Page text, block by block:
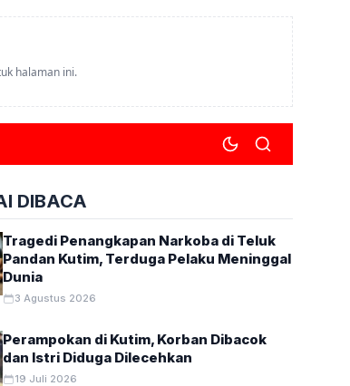
halaman ini.
DIBACA
Tragedi Penangkapan Narkoba di Teluk
Pandan Kutim, Terduga Pelaku Meninggal
Dunia
3 Agustus 2026
Perampokan di Kutim, Korban Dibacok
dan Istri Diduga Dilecehkan
19 Juli 2026